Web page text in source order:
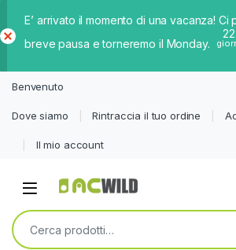
E’ arrivato il momento di una vacanza! Ci
breve pausa e torneremo il Monday.
22
iud
Benvenuto
Dove siamo Rintraccia il tuo ordine
Il mio account
Cerca: